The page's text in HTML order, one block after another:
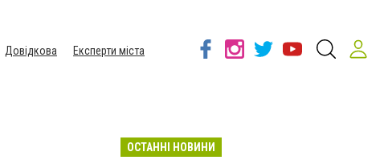
Довідкова
Експерти міста
ОСТАННІ НОВИНИ